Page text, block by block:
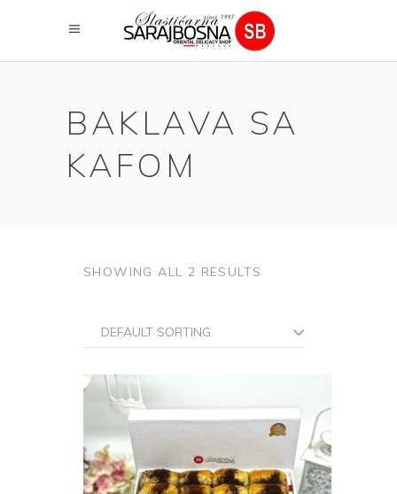
BAKLAVA SA
KAFOM
SHOWING ALL 2 RESULTS
DEFAULT SORTING